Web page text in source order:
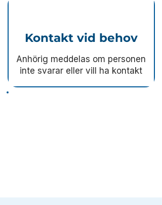
Kontakt vid behov
Anhörig meddelas om personen
inte svarar eller vill ha kontakt